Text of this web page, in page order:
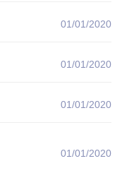
01/01/2020
01/01/2020
01/01/2020
01/01/2020